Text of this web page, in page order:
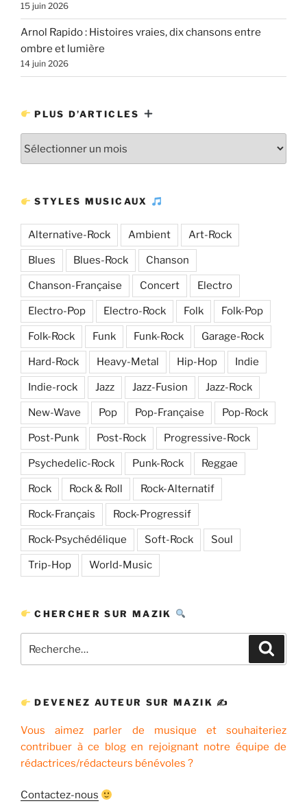
15 juin 2026
Arnol Rapido : Histoires vraies, dix chansons entre
ombre et lumière
14 juin 2026
PLUS D’ARTICLES
STYLES MUSICAUX
Alternative-Rock Ambient Art-Rock
Blues Blues-Rock Chanson
Chanson-Française Concert Electro
Electro-Pop Electro-Rock Folk Folk-Pop
Folk-Rock Funk Funk-Rock Garage-Rock
Hard-Rock Heavy-Metal Hip-Hop Indie
Indie-rock Jazz Jazz-Fusion Jazz-Rock
New-Wave Pop Pop-Française Pop-Rock
Post-Punk Post-Rock Progressive-Rock
Psychedelic-Rock Punk-Rock Reggae
Rock Rock & Roll Rock-Alternatif
Rock-Français Rock-Progressif
Rock-Psychédélique Soft-Rock Soul
Trip-Hop World-Music
CHERCHER SUR MAZIK
pour
DEVENEZ AUTEUR SUR MAZIK ✍
Vous aimez parler de musique et souhaiteriez
contribuer à ce blog en rejoignant notre équipe de
rédactrices/rédacteurs bénévoles ?
Contactez-nous